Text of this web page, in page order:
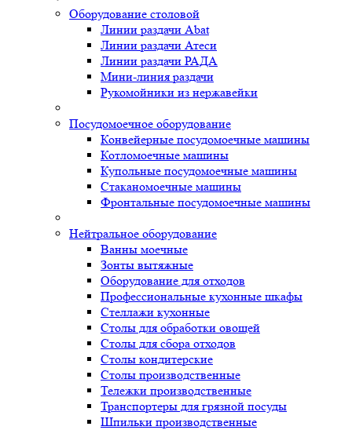
Оборудование столовой
Линии раздачи Abat
Линии раздачи Атеси
Линии раздачи РАДА
Мини-линия раздачи
Рукомойники из нержавейки
Посудомоечное оборудование
Конвейерные посудомоечные машины
Котломоечные машины
Купольные посудомоечные машины
Стаканомоечные машины
Фронтальные посудомоечные машины
Нейтральное оборудование
Ванны моечные
Зонты вытяжные
Оборудование для отходов
Профессиональные кухонные шкафы
Стеллажи кухонные
Столы для обработки овощей
Столы для сбора отходов
Столы кондитерские
Столы производственные
Тележки производственные
Транспортеры для грязной посуды
Шпильки производственные